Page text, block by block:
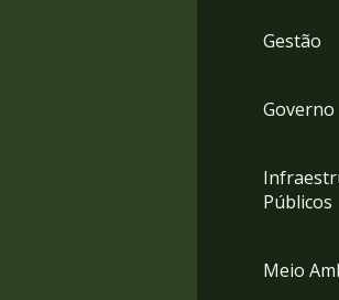
Gestão
Governo
Públicos
Meio